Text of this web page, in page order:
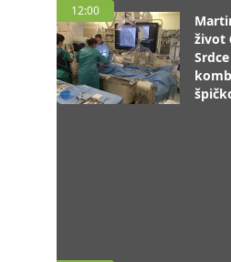
12:00
život